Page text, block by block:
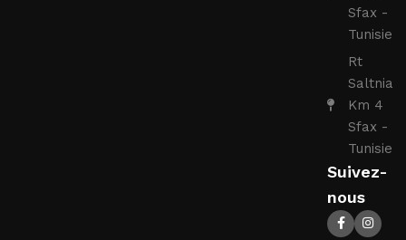
Sfax -
Tunisie
Rt
Saltnia
Km 4
Sfax -
Tunisie
Suivez-
nous